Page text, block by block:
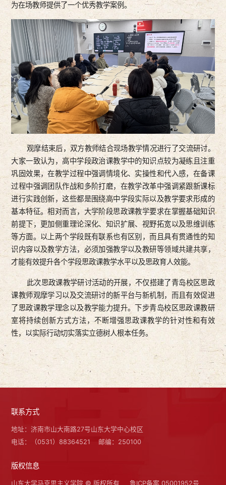
为在场教师提供了一个优秀教学案例。
观摩结束后，双方教师结合现场教学情况进行了交流研讨。
大家一致认为，高中学段政治课教学中的知识点较为凝练且注重
巩固效果，在教学过程中强调情境化、实操性和代入感，在备课
过程中强调团队作战和多阶打磨，在教学改革中强调紧跟新课标
进行实践创新，这些都是围绕高中学段实际以及教学要求形成的
基本特征。相对而言，大学阶段思政课教学要求在掌握基础知识
前提下，更加侧重理论深化、知识扩展、视野拓宽以及思维训练
等方面。以上两个学段既有联系也有区别，而且具有贯通性的知
识内容以及教学方法，必须加强教学以及教研等领域共建共享，
才能有效提升各个学段思政课教学水平以及思政育人效能。
此次思政课教学研讨活动的开展，不仅搭建了青岛校区思政
课教师观摩学习以及交流研讨的新平台与新机制，而且有效促进
了思政课教学理念以及教学能力提升。下步青岛校区思政课教研
室将持续创新方式方法，不断增强思政课教学的针对性和有效
性，以实际行动切实落实立德树人根本任务。
联系方式
地址：济南市山大南路27号山东大学中心校区
电话：（0531）88364521
邮编：250100
版权信息
山东大学马克思主义学院 © 版权所有 鲁ICP备案 05001952号